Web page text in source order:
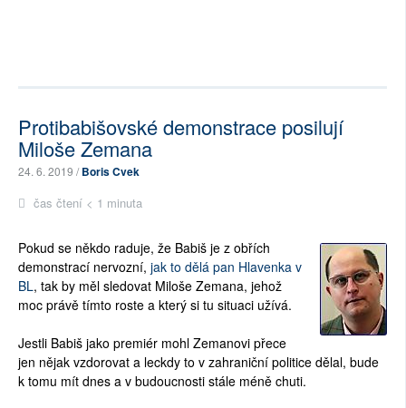
Protibabišovské demonstrace posilují
Miloše Zemana
24. 6. 2019 /Boris Cvek
čas čtení < 1 minuta
Pokud se někdo raduje, že Babiš je z obřích
demonstrací nervozní, jak to dělá pan Hlavenka v
BL, tak by měl sledovat Miloše Zemana, jehož
moc právě tímto roste a který si tu situaci užívá.
Jestli Babiš jako premiér mohl Zemanovi přece
jen nějak vzdorovat a leckdy to v zahraniční politice dělal, bude
k tomu mít dnes a v budoucnosti stále méně chuti.